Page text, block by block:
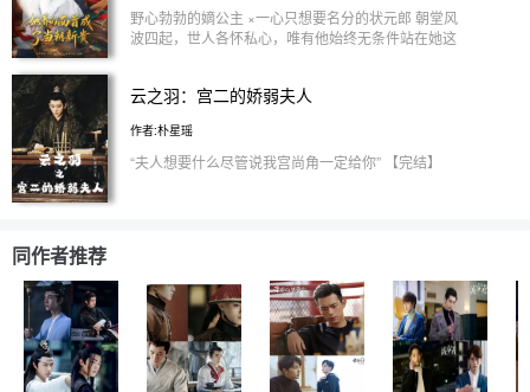
野心勃勃的嫡公主 ×一心只想要名分的状元郎 朝堂风
波四起，世人各怀私心，唯有他始终无条件站在她这
是灰。我既然攥住了，就没打算松开，直到这把刀割
主｜男主只有一个｜拆原官配｜沈孝 × 李清也 × 林渡
之 ｜李宏毅&田曦薇&敖瑞鹏】 “不过一夜露水情缘，
云之羽：宫二的娇弱夫人
作者:朴星瑶
“夫人想要什么尽管说我宫尚角一定给你” 【完结】
同作者推荐